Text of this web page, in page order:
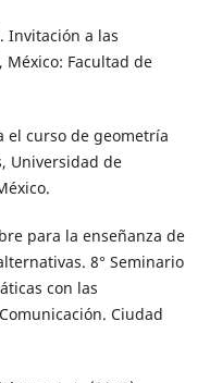
Invitación a las
México: Facultad de
el curso de geometría
Universidad de
para la enseñanza de
8° Seminario
con las
Ciudad